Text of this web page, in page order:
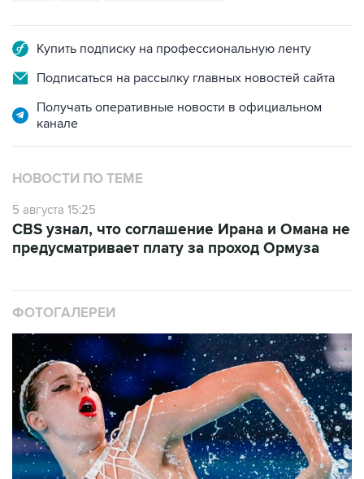
Купить подписку на профессиональную ленту
Подписаться на рассылку главных новостей сайта
Получать оперативные новости в официальном
канале
НОВОСТИ ПО ТЕМЕ
5 августа 15:25
CBS узнал, что соглашение Ирана и Омана не
предусматривает плату за проход Ормуза
ФОТОГАЛЕРЕИ